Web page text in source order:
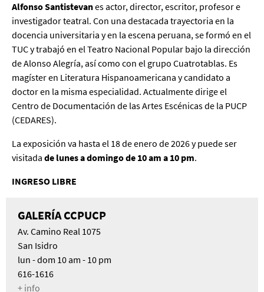
Alfonso Santistevanes actor, director, escritor, profesor e
investigador teatral. Con una destacada trayectoria en la
docencia universitaria y en la escena peruana, se formó en el
TUC y trabajó en el Teatro Nacional Popular bajo la dirección
de Alonso Alegría, así como con el grupo Cuatrotablas. Es
magíster en Literatura Hispanoamericana y candidato a
doctor en la misma especialidad. Actualmente dirige el
Centro de Documentación de las Artes Escénicas de la PUCP
(CEDARES).
La exposición va hasta el 18 de enero de 2026 y puede ser
visitada de lunes a domingo de 10 am a 10 pm.
INGRESO LIBRE
GALERÍA CCPUCP
Av. Camino Real 1075
San Isidro
lun - dom 10 am - 10 pm
616-1616
+ info